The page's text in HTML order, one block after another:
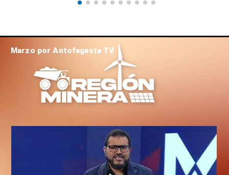
Marzo por Antofagasta TV